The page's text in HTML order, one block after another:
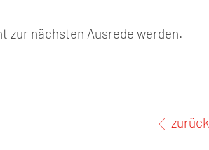
zur nächsten Ausrede werden.
zurück